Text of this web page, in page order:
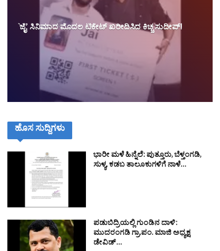
`ಜೈ’ ಸಿನಿಮಾದ ಮೊದಲ ಟಿಕೇಟ್ ಖರೀದಿಸಿದ ಕಿಚ್ಚ ಸುದೀಪ್!
ಹೊಸ ಸುದ್ದಿಗಳು
ಭಾರೀ ಮಳೆ ಹಿನ್ನೆಲೆ: ಪುತ್ತೂರು, ಬೆಳ್ತಂಗಡಿ,
ಸುಳ್ಯ, ಕಡಬ ತಾಲೂಕುಗಳಿಗೆ ನಾಳೆ…
ಪಡುಬಿದ್ರಿಯಲ್ಲಿ ಗುಂಡಿನ ದಾಳಿ:
ಮುದರಂಗಡಿ ಗ್ರಾ.ಪಂ. ಮಾಜಿ ಅಧ್ಯಕ್ಷ
ಡೇವಿಡ್…